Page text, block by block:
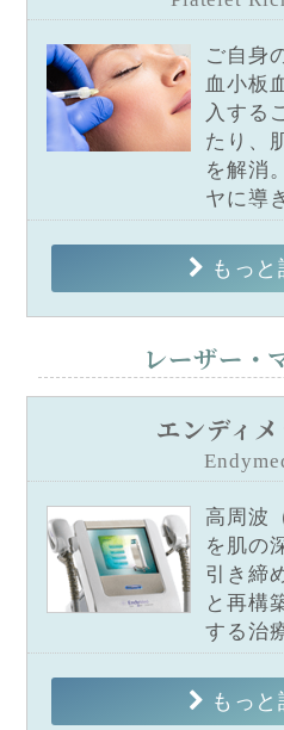
ご自身
血小板
入する
たり、
を解消
ヤに導
もっと
レーザー・
エンディ
高周波
を肌の
引き締
と再構
する治
もっと